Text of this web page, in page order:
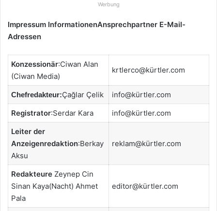
Werbung
Impressum InformationenAnsprechpartner E-Mail-
Adressen
Konzessionär:Ciwan Alan
(Ciwan Media)
krtlerco@kürtler.com
Chefredakteur:Çağlar Çelik
info@kürtler.com
Registrator:Serdar Kara
info@kürtler.com
Leiter der
Anzeigenredaktion:Berkay
Aksu
reklam@kürtler.com
Redakteure Zeynep Cin
Sinan Kaya(Nacht) Ahmet
Pala
editor@kürtler.com